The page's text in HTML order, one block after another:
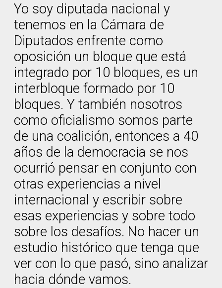
Yo soy diputada nacional y
tenemos en la Cámara de
Diputados enfrente como
oposición un bloque que está
integrado por 10 bloques, es un
interbloque formado por 10
bloques. Y también nosotros
como oficialismo somos parte
de una coalición, entonces a 40
años de la democracia se nos
ocurrió pensar en conjunto con
otras experiencias a nivel
internacional y escribir sobre
esas experiencias y sobre todo
sobre los desafíos. No hacer un
estudio histórico que tenga que
ver con lo que pasó, sino analizar
hacia dónde vamos.